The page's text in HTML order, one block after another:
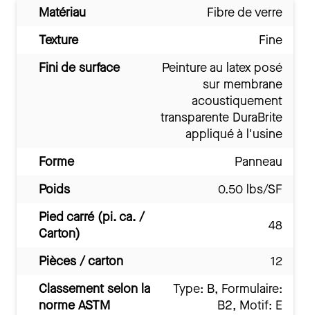
Matériau
Fibre de verre
Texture
Fine
Fini de surface
Peinture au latex posé
sur membrane
acoustiquement
transparente DuraBrite
appliqué à l'usine
Forme
Panneau
Poids
0.50 lbs/SF
Pied carré (pi. ca. /
Carton)
48
Pièces / carton
12
Classement selon la
norme ASTM
Type: B, Formulaire:
B2, Motif: E